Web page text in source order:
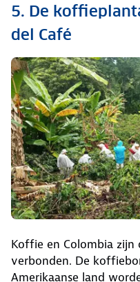
5. De
del Café
Koffie en Colombia
verbonden. De
Amerikaanse land